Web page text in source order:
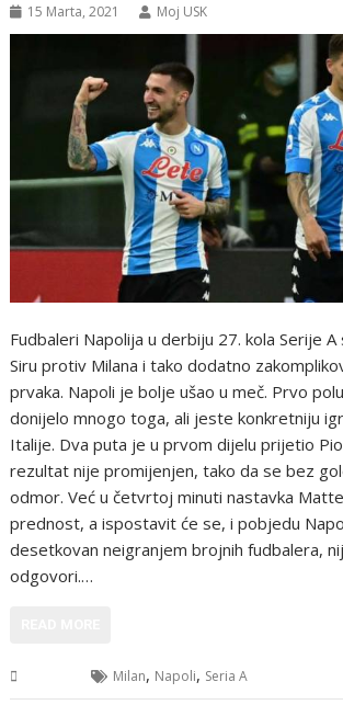
15 Marta, 2021 Moj USK
Fudbaleri Napolija u derbiju 27. kola Serije A
Siru protiv Milana i tako dodatno
prvaka. Napoli je bolje ušao u meč. Prvo
donijelo mnogo toga, ali jeste konkretniju
Italije. Dva puta je u prvom dijelu prijetio
rezultat nije promijenjen, tako da se bez
odmor. Već u četvrtoj minuti nastavka
prednost, a ispostavit će se, i pobjedu
desetkovan neigranjem brojnih fudbalera,
odgovori.…
Milan, Napoli, Seria A